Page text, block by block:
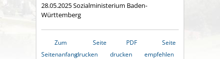
28.05.2025 Sozialministerium Baden-
Württemberg
Zum
Seitenanfang
Seite
drucken
PDF
drucken
Seite
empfehlen